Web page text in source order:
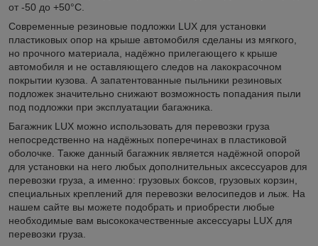
от -50 до +50°C.
Современные резиновые подложки LUX для установки
пластиковых опор на крыше автомобиля сделаны из мягкого,
но прочного материала, надёжно прилегающего к крыше
автомобиля и не оставляющего следов на лакокрасочном
покрытии кузова. А запатентованные пыльники резиновых
подложек значительно снижают возможность попадания пыли
под подложки при эксплуатации багажника.
Багажник LUX можно использовать для перевозки груза
непосредственно на надёжных поперечинах в пластиковой
оболочке. Также данный багажник является надёжной опорой
для установки на него любых дополнительных аксессуаров для
перевозки груза, а именно: грузовых боксов, грузовых корзин,
специальных креплений для перевозки велосипедов и лыж. На
нашем сайте вы можете подобрать и приобрести любые
необходимые вам высококачественные аксессуары LUX для
перевозки груза.